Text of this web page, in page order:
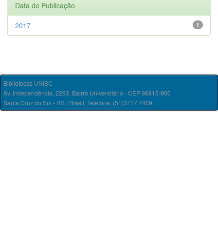
Data de Publicação
1
2017
Bibliotecas UNISC
Av. Independência, 2293, Bairro Universitário - CEP 96815-900
Santa Cruz do Sul - RS / Brasil. Telefone: (51)3717.7409